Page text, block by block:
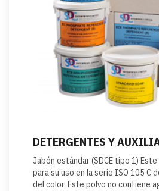
DETERGENTES Y
Jabón estándar (SDCE tipo 1)
para su uso en la serie ISO 105 C
del color. Este polvo no contiene